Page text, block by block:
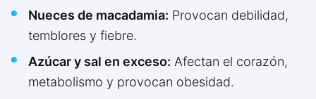
Nueces de macadamia: Provocan debilidad,
temblores y fiebre.
Azúcar y sal en exceso: Afectan el corazón,
metabolismo y provocan obesidad.